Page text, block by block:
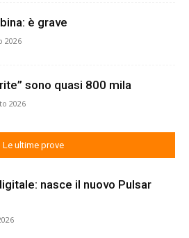
è grave
2026
sono quasi 800 mila
2026
Le ultime prove
nasce il nuovo Pulsar